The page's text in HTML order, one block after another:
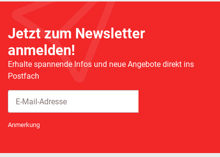
Jetzt zum Newsletter
anmelden!
Erhalte spannende Infos und neue Angebote direkt ins
Postfach
Anmerkung